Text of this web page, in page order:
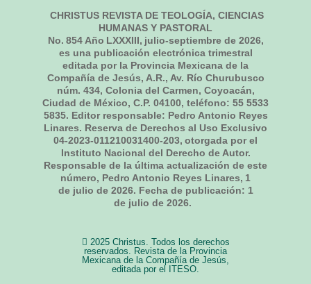
CHRISTUS REVISTA DE TEOLOGÍA, CIENCIAS
HUMANAS Y PASTORAL
No. 854Año LXXXIII, julio-septiembre de 2026,
es una publicación electrónica trimestral
editada por la Provincia Mexicana de la
Compañía de Jesús, A.R., Av. Río Churubusco
núm. 434, Colonia del Carmen, Coyoacán,
Ciudad de México, C.P. 04100, teléfono: 55 5533
5835. Editor responsable: Pedro Antonio Reyes
Linares. Reserva de Derechos al Uso Exclusivo
04-2023-011210031400-203, otorgada por el
Instituto Nacional del Derecho de Autor.
Responsable de la última actualización de este
número, Pedro Antonio Reyes Linares, 1
de julio de 2026. Fecha de publicación: 1
de julio de 2026.
2025 Christus. Todos los derechos
reservados. Revista de la Provincia
Mexicana de la Compañía de Jesús,
editada por el ITESO.